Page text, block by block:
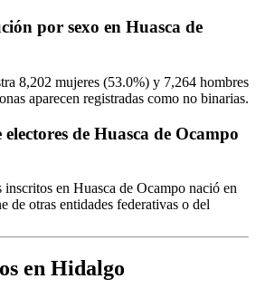
por sexo en Huasca de
8,202 mujeres (53.0%) y 7,264 hombres
aparecen registradas como no binarias.
de Huasca de Ocampo
inscritos en Huasca de Ocampo nació en
de otras entidades federativas o del
en Hidalgo